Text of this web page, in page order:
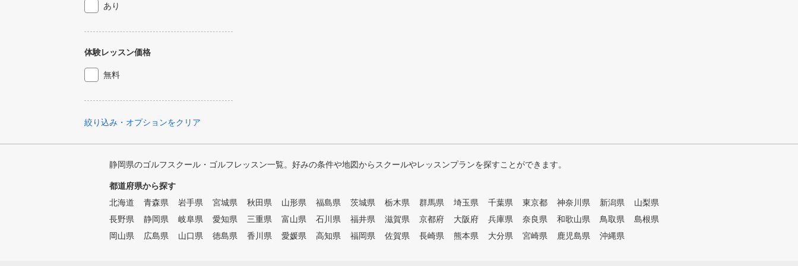
あり
体験レッスン価格
無料
絞り込み・オプションをクリア
静岡県のゴルフスクール・ゴルフレッスン一覧。好みの条件や地図からスクールやレッスンプランを探すことができます。
都道府県から探す
北海道
青森県 岩手県 宮城県 秋田県 山形県 福島県 茨城県 栃木県 群馬県 埼玉県 千葉県 東京都 神奈川県 新潟県
山梨県
長野県
静岡県 岐阜県 愛知県 三重県 富山県 石川県 福井県 滋賀県 京都府 大阪府 兵庫県 奈良県 和歌山県 鳥取県
島根県
岡山県
広島県 山口県 徳島県 香川県 愛媛県 高知県 福岡県 佐賀県 長崎県 熊本県 大分県 宮崎県 鹿児島県 沖縄県